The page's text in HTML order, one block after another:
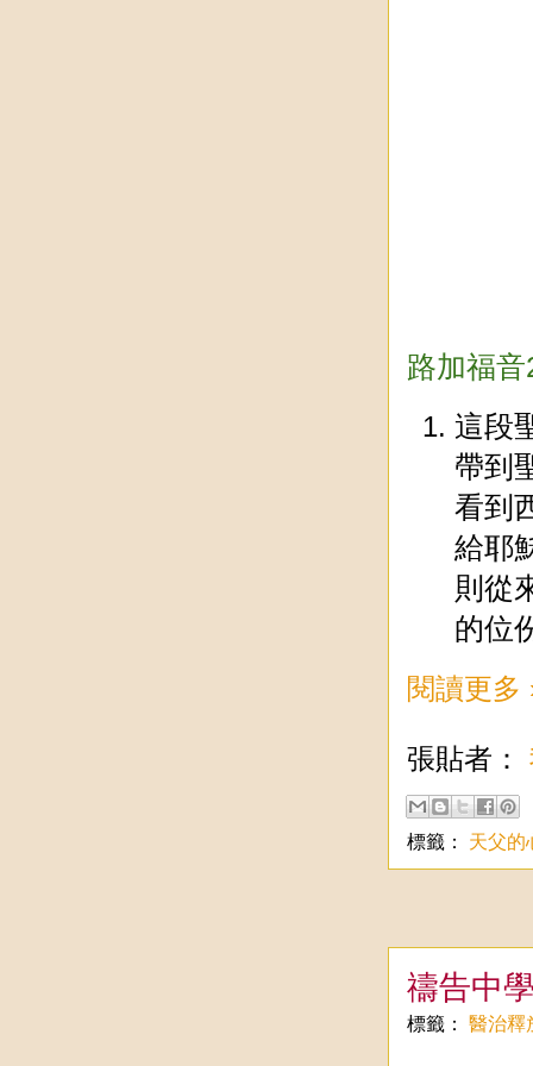
路加福
這段
帶到
看到
給耶
則從
的位
閱讀更多
張貼者：
標籤： 天父的
禱告中
標籤： 醫治釋